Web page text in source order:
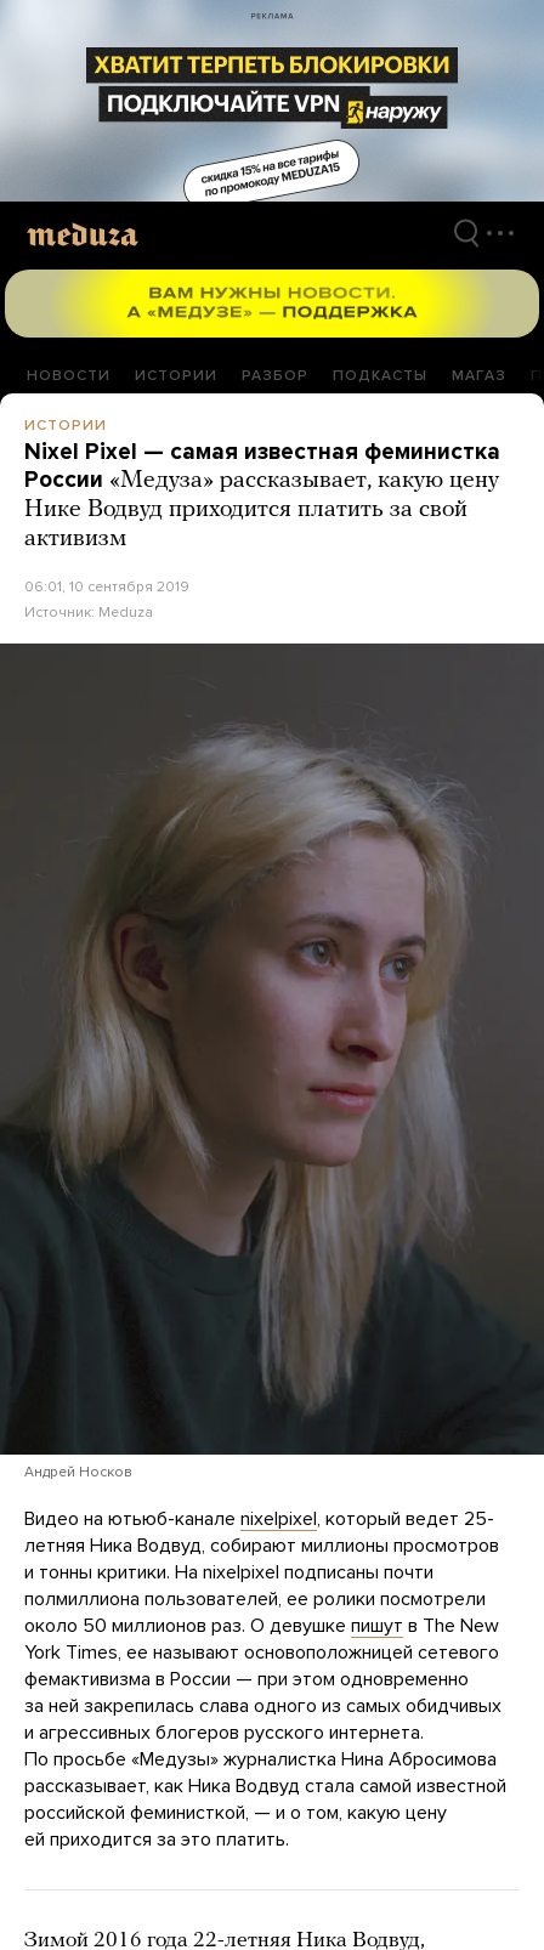
материалам
НОВОСТИ ИСТОРИИ РАЗБОР ПОДКАСТЫ МАГАЗ
ИСТОРИИ
Nixel Pixel — самая известная феминистка
России «Медуза» рассказывает, какую цену
Нике Водвуд приходится платить за свой
активизм
06:01, 10 сентября 2019
Источник: Meduza
Андрей Носков
Видео на ютьюб-канале nixelpixel, который ведет 25-
летняя Ника Водвуд, собирают миллионы просмотров
и тонны критики. На nixelpixel подписаны почти
полмиллиона пользователей, ее ролики посмотрели
около 50 миллионов раз. О девушке пишут в The New
York Times, ее называют основоположницей сетевого
фемактивизма в России — при этом одновременно
за ней закрепилась слава одного из самых обидчивых
и агрессивных блогеров русского интернета.
По просьбе «Медузы» журналистка Нина Абросимова
рассказывает, как Ника Водвуд стала самой известной
российской феминисткой, — и о том, какую цену
ей приходится за это платить.
Зимой 2016 года 22-летняя Ника Водвуд,